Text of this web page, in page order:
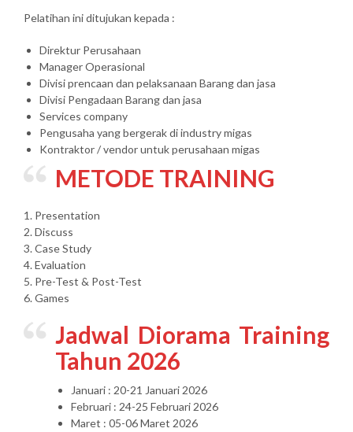
Pelatihan ini ditujukan kepada :
Direktur Perusahaan
Manager Operasional
Divisi prencaan dan pelaksanaan Barang dan jasa
Divisi Pengadaan Barang dan jasa
Services company
Pengusaha yang bergerak di industry migas
Kontraktor / vendor untuk perusahaan migas
METODE TRAINING
1. Presentation
2. Discuss
3. Case Study
4. Evaluation
5. Pre-Test & Post-Test
6. Games
Jadwal Diorama Training
Tahun 2026
Januari : 20-21 Januari 2026
Februari : 24-25 Februari 2026
Maret : 05-06 Maret 2026